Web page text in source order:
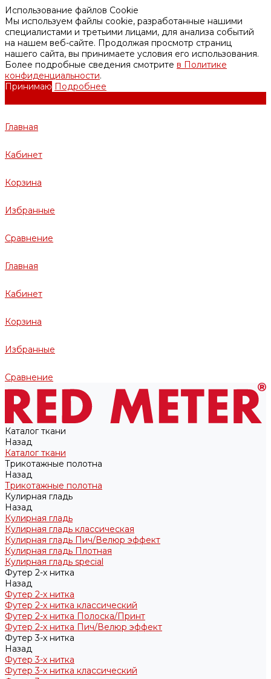
Использование файлов Cookie
Мы используем файлы cookie, разработанные нашими
специалистами и третьими лицами, для анализа событий
на нашем веб-сайте. Продолжая просмотр страниц
нашего сайта, вы принимаете условия его использования.
Более подробные сведения смотрите в Политике
конфиденциальности.
Принимаю Подробнее
Главная
Кабинет
Корзина
Избранные
Сравнение
Главная
Кабинет
Корзина
Избранные
Сравнение
Каталог ткани
Назад
Каталог ткани
Трикотажные полотна
Назад
Трикотажные полотна
Кулирная гладь
Назад
Кулирная гладь
Кулирная гладь классическая
Кулирная гладь Пич/Велюр эффект
Кулирная гладь Плотная
Кулирная гладь special
Футер 2-х нитка
Назад
Футер 2-х нитка
Футер 2-х нитка классический
Футер 2-х нитка Полоска/Принт
Футер 2-х нитка Пич/Велюр эффект
Футер 3-х нитка
Назад
Футер 3-х нитка
Футер 3-х нитка классический